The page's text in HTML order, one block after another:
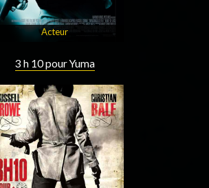
Acteur
3 h 10 pour Yuma